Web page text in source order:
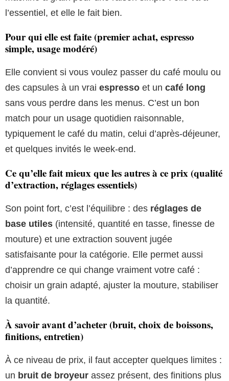
l’essentiel, et elle le fait bien.
Pour qui elle est faite (premier achat, espresso
simple, usage modéré)
Elle convient si vous voulez passer du café moulu ou
des capsules à un vrai espresso et un café long
sans vous perdre dans les menus. C’est un bon
match pour un usage quotidien raisonnable,
typiquement le café du matin, celui d’après-déjeuner,
et quelques invités le week-end.
Ce qu’elle fait mieux que les autres à ce prix (qualité
d’extraction, réglages essentiels)
Son point fort, c’est l’équilibre : des réglages de
base utiles (intensité, quantité en tasse, finesse de
mouture) et une extraction souvent jugée
satisfaisante pour la catégorie. Elle permet aussi
d’apprendre ce qui change vraiment votre café :
choisir un grain adapté, ajuster la mouture, stabiliser
la quantité.
À savoir avant d’acheter (bruit, choix de boissons,
finitions, entretien)
À ce niveau de prix, il faut accepter quelques limites :
un bruit de broyeur assez présent, des finitions plus